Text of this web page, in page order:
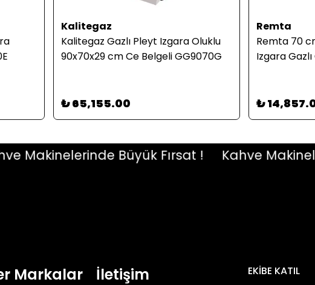
Kalitegaz
Kalitegaz Gazlı Pleyt Izgara Oluklu
90x70x29 cm Ce Belgeli GG9070G
₺ 65,155.00
Remta
Remta 70
Izgara Gazlı
₺
Büyük Fırsat ! Kahve
Markalar İletişim EKİBE KATIL